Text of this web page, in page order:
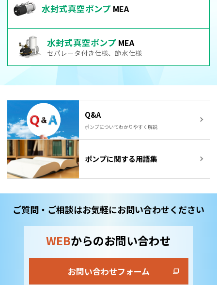
水封式真空ポンプ MEA
水封式真空ポンプ MEA
セパレータ付き仕様、節水仕様
Q&A
ポンプについてわかりやすく解説
ポンプに関する用語集
ご質問・ご相談はお気軽にお問い合わせください
WEBからのお問い合わせ
お問い合わせフォーム